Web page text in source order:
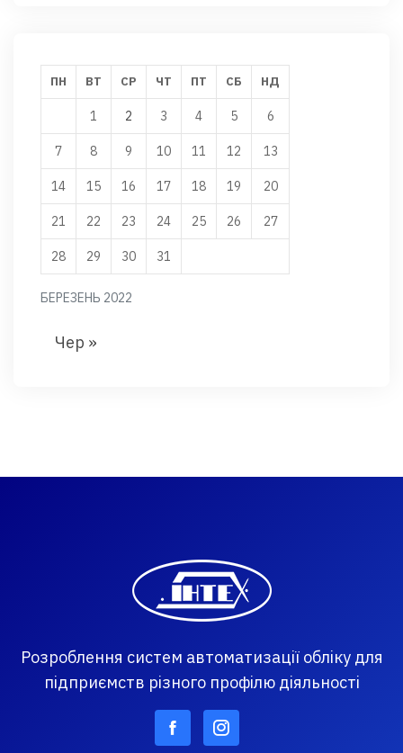
БЕРЕЗЕНЬ 2022
ПН ВТ СР ЧТ ПТ СБ НД
1 2 3 4 5 6
7 8 9 10 11 12 13
14 15 16 17 18 19 20
21 22 23 24 25 26 27
28 29 30 31
Чер »
Розроблення систем автоматизації обліку для
підприємств різного профілю діяльності